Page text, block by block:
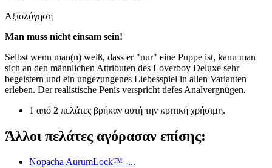
Αξιολόγηση
Man muss nicht einsam sein!
Selbst wenn man(n) weiß, dass er "nur" eine Puppe ist, kann man
sich an den männlichen Attributen des Loverboy Deluxe sehr
begeistern und ein ungezungenes Liebesspiel in allen Varianten
erleben. Der realistische Penis verspricht tiefes Analvergnügen.
1 από 2 πελάτες βρήκαν αυτή την κριτική χρήσιμη.
Άλλοι πελάτες αγόρασαν επίσης:
Nopacha AurumLock™ -...